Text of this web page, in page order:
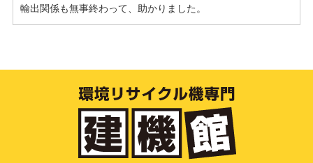
輸出関係も無事終わって、助かりました。